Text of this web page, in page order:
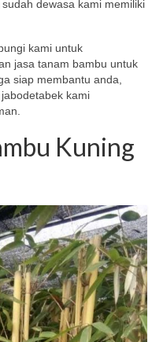
dewasa kami memiliki
kami untuk
jasa tanam bambu untuk
siap membantu anda,
kami
Kuning